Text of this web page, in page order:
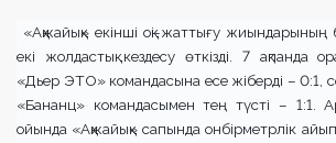
«Ақжайық» екінші оқі-жаттығу
екі жолдастық кездесу өткізді. 7 ақпанда
«Дьер ЭТО» командасына есе жіберді – 0:1,
«Бананц» командасымен тең түсті – 1:1.
ойында «Ақжайық» сапында онбірметрлік